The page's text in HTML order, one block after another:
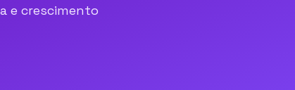
e crescimento